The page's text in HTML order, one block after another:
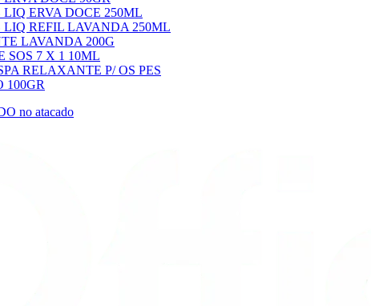
ERVA DOCE 250ML
REFIL LAVANDA 250ML
LAVANDA 200G
SOS 7 X 1 10ML
RELAXANTE P/ OS PES
100GR
no atacado